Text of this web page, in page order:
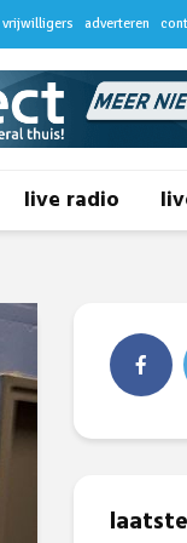
vrijwilligers adverteren
live radio